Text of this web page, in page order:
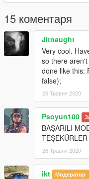
You can moving the
preset is 150,150,2
represents: position in
(you do not need to
15 коментаря
Jitnaught
Very cool.
so there
done like this:
false);
26 Травня 2020
Psoyun100
BAŞARILI
TEŞEKÜRLER
26 Травня 2020
ikt Модератор